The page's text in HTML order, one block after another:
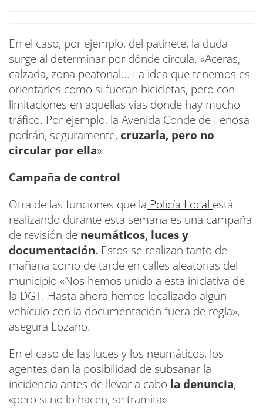
En el caso, por ejemplo, del patinete, la duda
surge al determinar por dónde circula. «Aceras,
calzada, zona peatonal... La idea que tenemos es
orientarles como si fueran bicicletas, pero con
limitaciones en aquellas vías donde hay mucho
tráfico. Por ejemplo, la Avenida Conde de Fenosa
podrán, seguramente, cruzarla, pero no
circular por ella».
Campaña de control
Otra de las funciones que la Policía Local está
realizando durante esta semana es una campaña
de revisión de neumáticos, luces y
documentación. Estos se realizan tanto de
mañana como de tarde en calles aleatorias del
municipio «Nos hemos unido a esta iniciativa de
la DGT. Hasta ahora hemos localizado algún
vehículo con la documentación fuera de regla»,
asegura Lozano.
En el caso de las luces y los neumáticos, los
agentes dan la posibilidad de subsanar la
incidencia antes de llevar a cabo la denuncia,
«pero si no lo hacen, se tramita».